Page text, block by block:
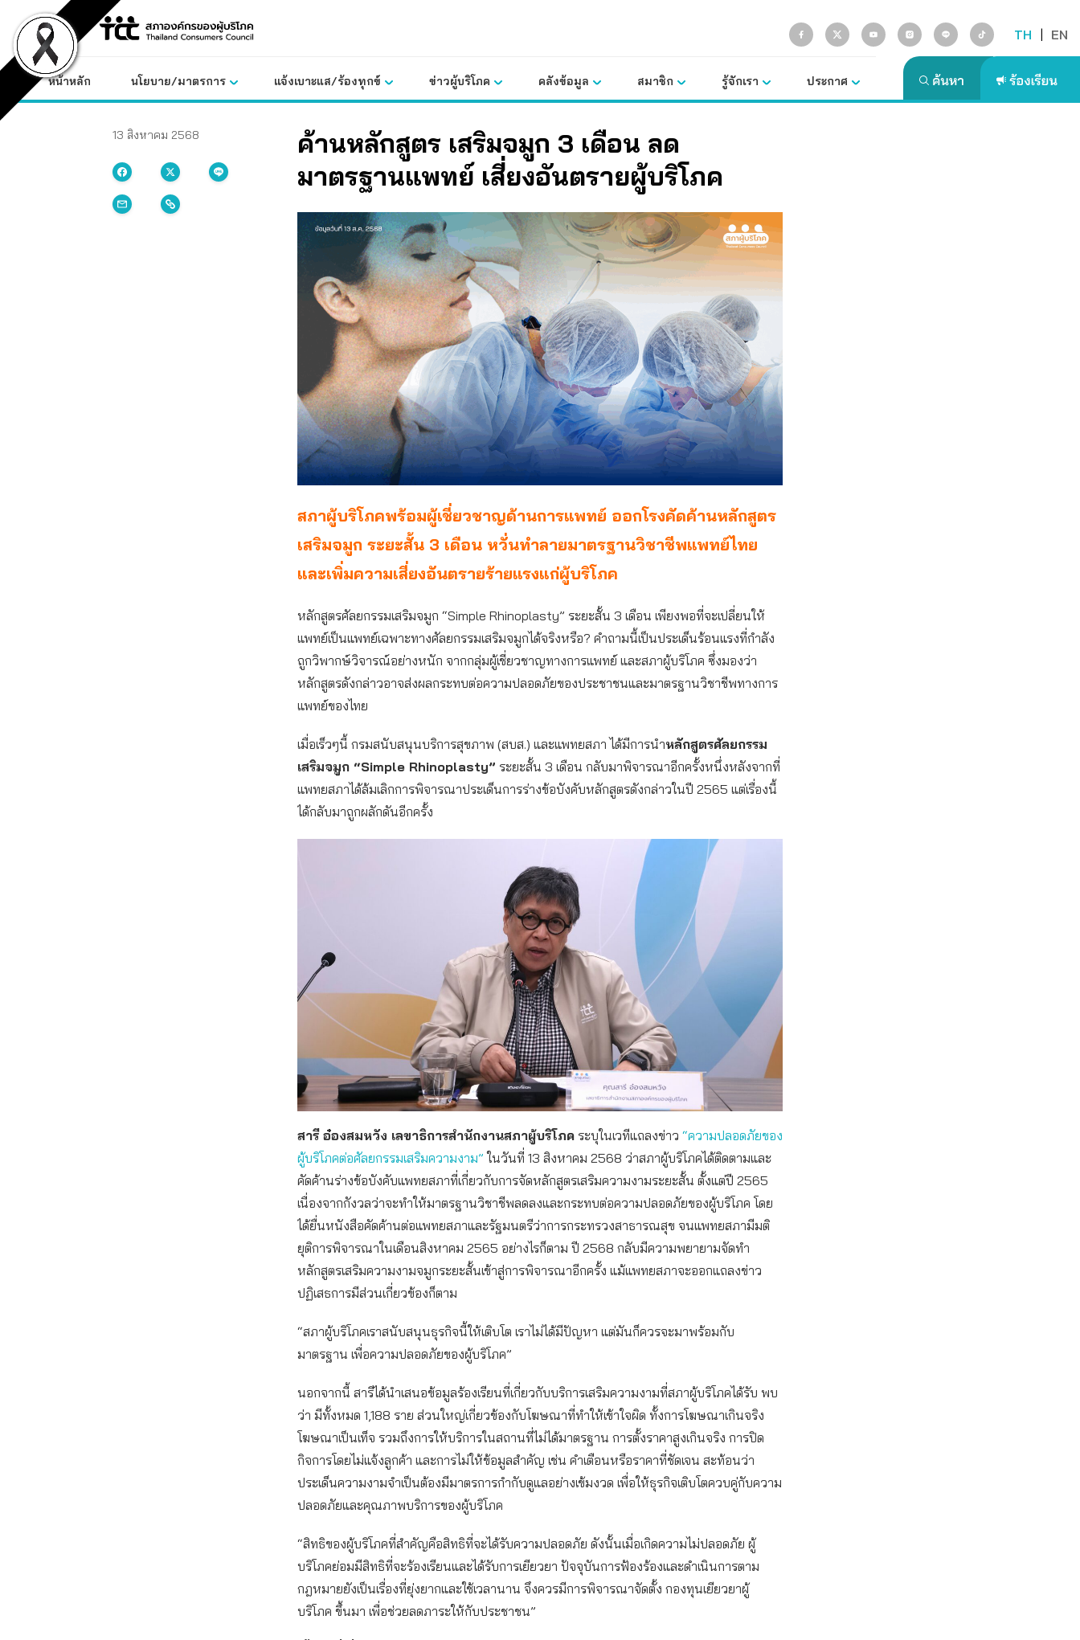
content
TH | EN
หน้าหลัก นโยบาย/มาตรการ แจ้งเบาะแส/ร้องทุกข์ ข่าวผู้บริโภค คลังข้อมูล สมาชิก รู้จักเรา ประกาศ
13 สิงหาคม 2568
ค้านหลักสูตร เสริมจมูก 3 เดือน ลด
มาตรฐานแพทย์ เสี่ยงอันตรายผู้บริโภค
สภาผู้บริโภคพร้อมผู้เชี่ยวชาญด้านการแพทย์ ออกโรงคัดค้านหลักสูตร
เสริมจมูก ระยะสั้น 3 เดือน หวั่นทำลายมาตรฐานวิชาชีพแพทย์ไทย
และเพิ่มความเสี่ยงอันตรายร้ายแรงแก่ผู้บริโภค
หลักสูตรศัลยกรรมเสริมจมูก “Simple Rhinoplasty” ระยะสั้น 3 เดือน เพียงพอที่จะเปลี่ยนให้
แพทย์เป็นแพทย์เฉพาะทางศัลยกรรมเสริมจมูกได้จริงหรือ? คำถามนี้เป็นประเด็นร้อนแรงที่กำลัง
ถูกวิพากษ์วิจารณ์อย่างหนัก จากกลุ่มผู้เชี่ยวชาญทางการแพทย์ และสภาผู้บริโภค ซึ่งมองว่า
หลักสูตรดังกล่าวอาจส่งผลกระทบต่อความปลอดภัยของประชาชนและมาตรฐานวิชาชีพทางการ
แพทย์ของไทย
เมื่อเร็วๆนี้ กรมสนับสนุนบริการสุขภาพ (สบส.) และแพทยสภา ได้มีการนำหลักสูตรศัลยกรรม
เสริมจมูก “Simple Rhinoplasty” ระยะสั้น 3 เดือน กลับมาพิจารณาอีกครั้งหนึ่งหลังจากที่
แพทยสภาได้ล้มเลิกการพิจารณาประเด็นการร่างข้อบังคับหลักสูตรดังกล่าวในปี 2565 แต่เรื่องนี้
ได้กลับมาถูกผลักดันอีกครั้ง
สารี อ๋องสมหวัง เลขาธิการสำนักงานสภาผู้บริโภค ระบุในเวทีแถลงข่าว “ความปลอดภัยของ
ผู้บริโภคต่อศัลยกรรมเสริมความงาม” ในวันที่ 13 สิงหาคม 2568 ว่าสภาผู้บริโภคได้ติดตามและ
คัดค้านร่างข้อบังคับแพทยสภาที่เกี่ยวกับการจัดหลักสูตรเสริมความงามระยะสั้น ตั้งแต่ปี 2565
เนื่องจากกังวลว่าจะทำให้มาตรฐานวิชาชีพลดลงและกระทบต่อความปลอดภัยของผู้บริโภค โดย
ได้ยื่นหนังสือคัดค้านต่อแพทยสภาและรัฐมนตรีว่าการกระทรวงสาธารณสุข จนแพทยสภามีมติ
ยุติการพิจารณาในเดือนสิงหาคม 2565 อย่างไรก็ตาม ปี 2568 กลับมีความพยายามจัดทำ
หลักสูตรเสริมความงามจมูกระยะสั้นเข้าสู่การพิจารณาอีกครั้ง แม้แพทยสภาจะออกแถลงข่าว
ปฏิเสธการมีส่วนเกี่ยวข้องก็ตาม
“สภาผู้บริโภคเราสนับสนุนธุรกิจนี้ให้เติบโต เราไม่ได้มีปัญหา แต่มันก็ควรจะมาพร้อมกับ
มาตรฐาน เพื่อความปลอดภัยของผู้บริโภค”
นอกจากนี้ สารีได้นำเสนอข้อมูลร้องเรียนที่เกี่ยวกับบริการเสริมความงามที่สภาผู้บริโภคได้รับ พบ
ว่า มีทั้งหมด 1,188 ราย ส่วนใหญ่เกี่ยวข้องกับโฆษณาที่ทำให้เข้าใจผิด ทั้งการโฆษณาเกินจริง
โฆษณาเป็นเท็จ รวมถึงการให้บริการในสถานที่ไม่ได้มาตรฐาน การตั้งราคาสูงเกินจริง การปิด
กิจการโดยไม่แจ้งลูกค้า และการไม่ให้ข้อมูลสำคัญ เช่น คำเตือนหรือราคาที่ชัดเจน สะท้อนว่า
ประเด็นความงามจำเป็นต้องมีมาตรการกำกับดูแลอย่างเข้มงวด เพื่อให้ธุรกิจเติบโตควบคู่กับความ
ปลอดภัยและคุณภาพบริการของผู้บริโภค
“สิทธิของผู้บริโภคที่สำคัญคือสิทธิที่จะได้รับความปลอดภัย ดังนั้นเมื่อเกิดความไม่ปลอดภัย ผู้
บริโภคย่อมมีสิทธิที่จะร้องเรียนและได้รับการเยียวยา ปัจจุบันการฟ้องร้องและดำเนินการตาม
กฎหมายยังเป็นเรื่องที่ยุ่งยากและใช้เวลานาน จึงควรมีการพิจารณาจัดตั้ง กองทุนเยียวยาผู้
บริโภค ขึ้นมา เพื่อช่วยลดภาระให้กับประชาชน”